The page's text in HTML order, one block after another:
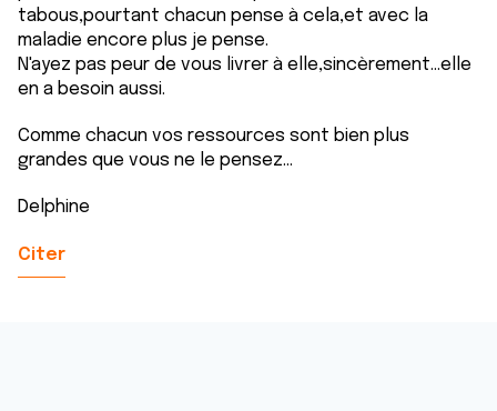
tabous,pourtant chacun pense à cela,et avec la
maladie encore plus je pense.
N'ayez pas peur de vous livrer à elle,sincèrement...elle
en a besoin aussi.
Comme chacun vos ressources sont bien plus
grandes que vous ne le pensez...
Delphine
Citer